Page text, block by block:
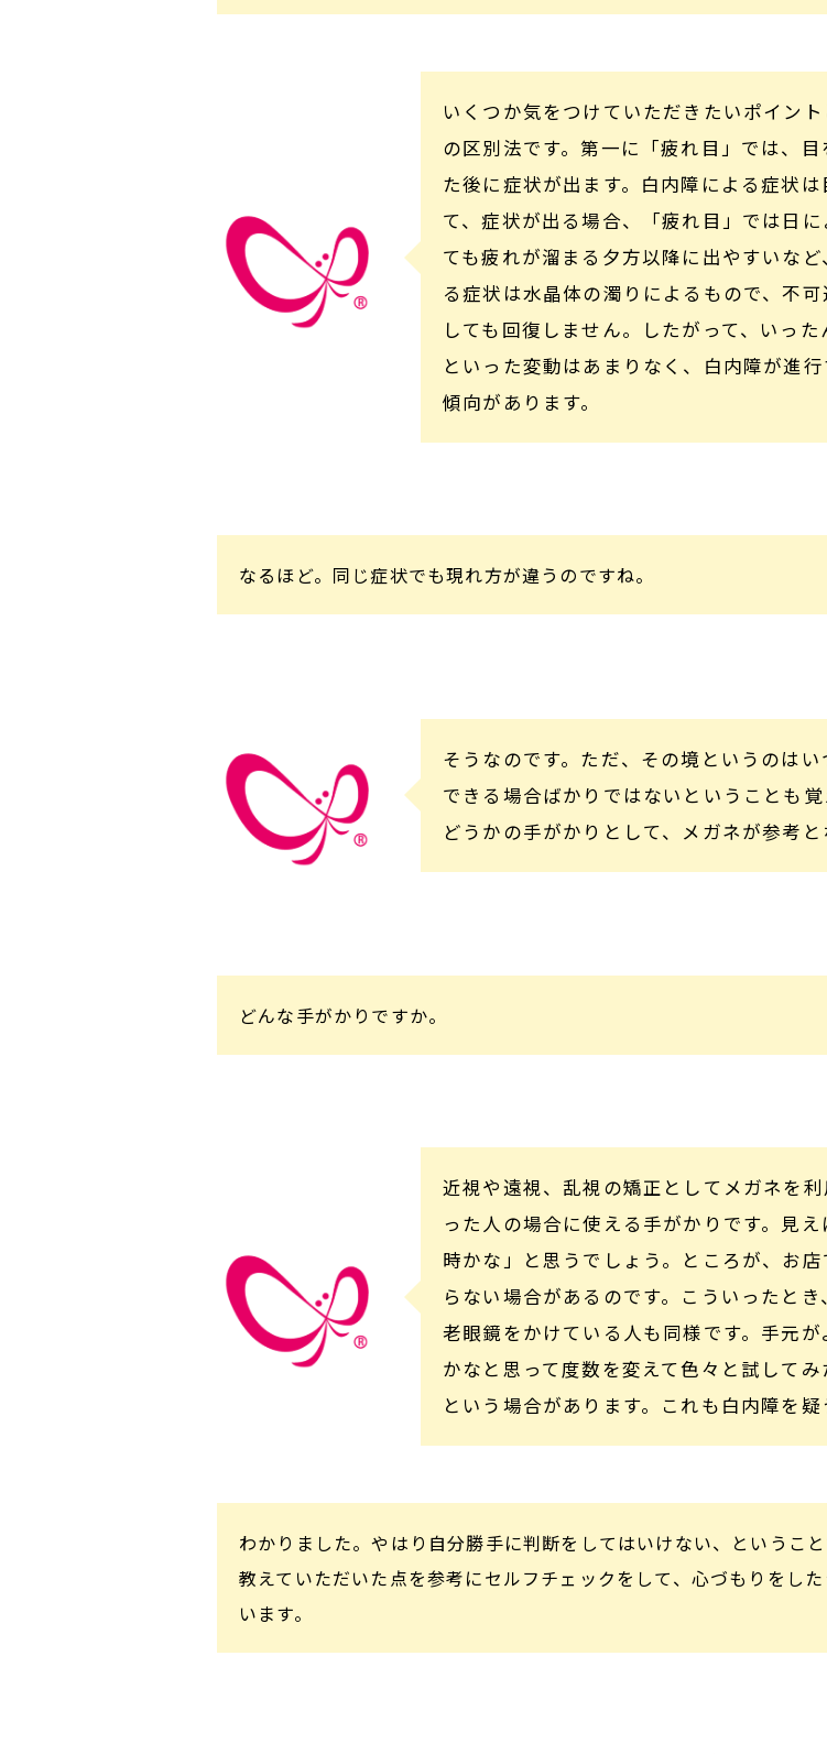
いくつか気をつけていただきたいポイン
の区別法です。第一に「疲れ目」では、
た後に症状が出ます。白内障による症状
て、症状が出る場合、「疲れ目」では日
ても疲れが溜まる夕方以降に出やすいな
る症状は水晶体の濁りによるもので、不
しても回復しません。したがって、いっ
といった変動はあまりなく、白内障が進
傾向があります。
なるほど。同じ症状でも現れ方が違うのですね。
そうなのです。ただ、その境というのは
できる場合ばかりではないということも
どうかの手がかりとして、メガネが参考と
どんな手がかりですか。
近視や遠視、乱視の矯正としてメガネを
った人の場合に使える手がかりです。見
時かな」と思うでしょう。ところが、お
らない場合があるのです。こういったとき
老眼鏡をかけている人も同様です。手元
かなと思って度数を変えて色々と試して
という場合があります。これも白内障を疑
わかりました。やはり自分勝手に判断をしてはいけない、というこ
教えていただいた点を参考にセルフチェックをして、心づもりをし
います。